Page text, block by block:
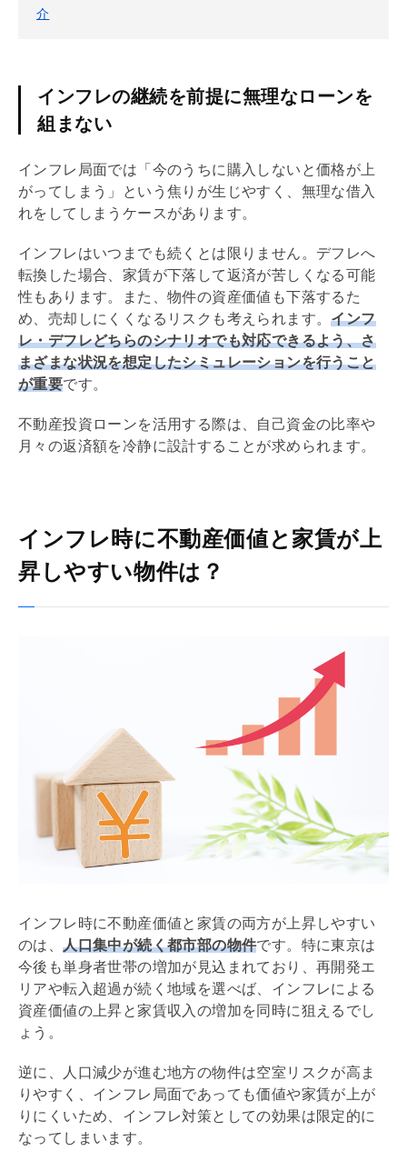
介
インフレの継続を前提に無理なローンを
組まない
インフレ局面では「今のうちに購入しないと価格が上
がってしまう」という焦りが生じやすく、無理な借入
れをしてしまうケースがあります。
インフレはいつまでも続くとは限りません。デフレへ
転換した場合、家賃が下落して返済が苦しくなる可能
性もあります。また、物件の資産価値も下落するた
め、売却しにくくなるリスクも考えられます。インフ
レ・デフレどちらのシナリオでも対応できるよう、さ
まざまな状況を想定したシミュレーションを行うこと
が重要です。
不動産投資ローンを活用する際は、自己資金の比率や
月々の返済額を冷静に設計することが求められます。
インフレ時に不動産価値と家賃が上
昇しやすい物件は？
インフレ時に不動産価値と家賃の両方が上昇しやすい
のは、人口集中が続く都市部の物件です。特に東京は
今後も単身者世帯の増加が見込まれており、再開発エ
リアや転入超過が続く地域を選べば、インフレによる
資産価値の上昇と家賃収入の増加を同時に狙えるでし
ょう。
逆に、人口減少が進む地方の物件は空室リスクが高ま
りやすく、インフレ局面であっても価値や家賃が上が
りにくいため、インフレ対策としての効果は限定的に
なってしまいます。